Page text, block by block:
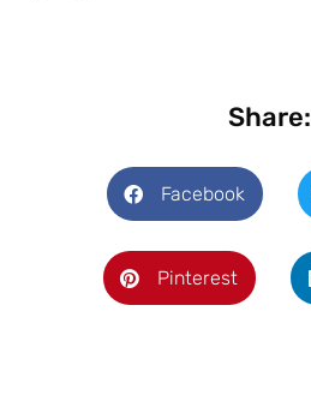
Share:
Facebook
Pinterest